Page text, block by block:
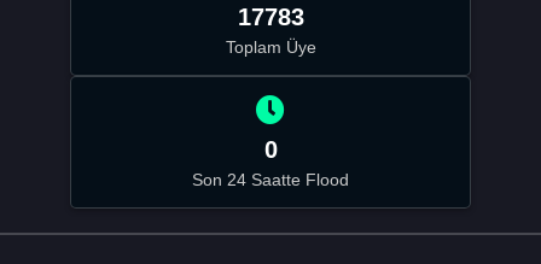
17783
Toplam Üye
0
Son 24 Saatte Flood